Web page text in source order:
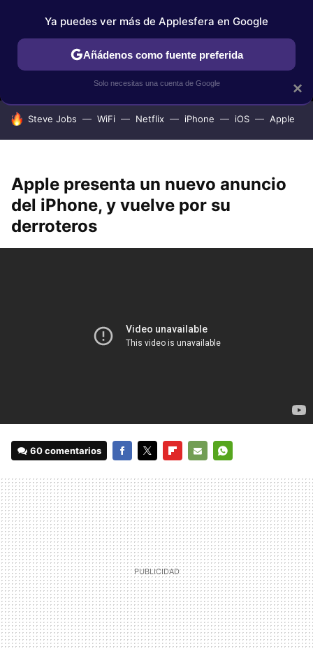
MENÚ NUEVO
TUTORIALES APPLESFERA SELECCIÓN
HOY SE HABLA DE
Steve Jobs WiFi Netflix iPhone iOS Apple
Apple presenta un nuevo anuncio
del iPhone, y vuelve por su
derroteros
60 comentarios
MAIL
×
Ya puedes ver más de Applesfera en Google
Añádenos como fuente preferida
Solo necesitas una cuenta de Google